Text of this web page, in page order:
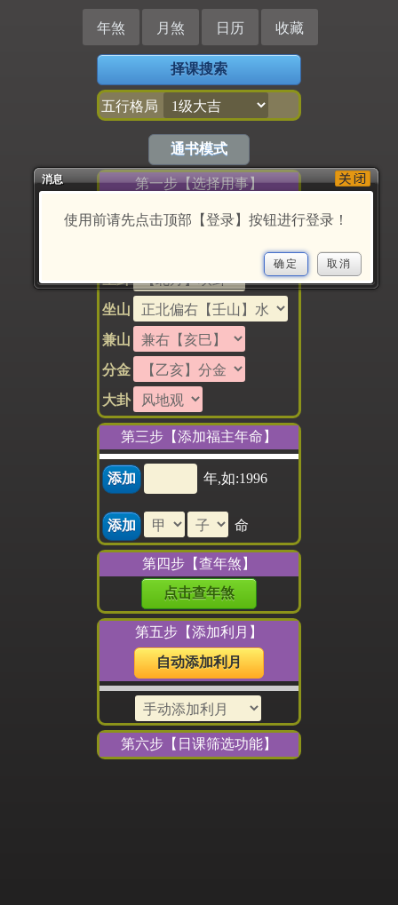
择课搜索
五行格局
通书模式
第一步【选择用事】
坐山
兼山
分金
大卦
第三步【添加福主年命】
年,如:1996
命
第四步【查年煞】
点击查年煞
第五步【添加利月】
自动添加利月
第六步【日课筛选功能】
消息
使用前请先点击顶部【登录】按钮进行登录！
确定 取消